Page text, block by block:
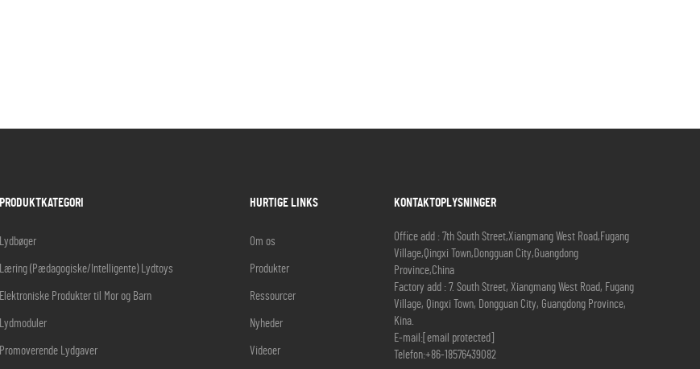
PRODUKTKATEGORI
Lydbøger
Læring (Pædagogiske/Intelligente) Lydtoys
Elektroniske Produkter til Mor og Barn
Lydmoduler
Promoverende Lydgaver
HURTIGE LINKS
Om os
Produkter
Ressourcer
Nyheder
Videoer
KONTAKTOPLYSNINGER
Office add : 7th South Street,Xiangmang West Road,Fugang
Village,Qingxi Town,Dongguan City,Guangdong
Province,China
Factory add : 7. South Street, Xiangmang West Road, Fugang
Village, Qingxi Town, Dongguan City, Guangdong Province,
Kina.
E-mail:[email protected]
Telefon:+86-18576439082